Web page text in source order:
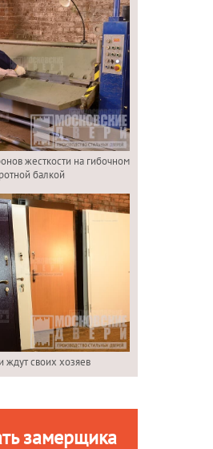
жесткости на гибочном
балкой
ждут своих хозяев
замерщика